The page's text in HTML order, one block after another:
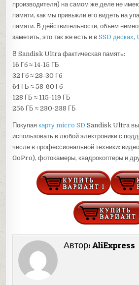
производителя) на самом же деле не
памяти, как мы привыкли его видеть на
памяти. В действительности, объем
заметить, это так же есть и вSSD дисках,
В Sandisk Ultra фактическая память:
16 Гб ≈ 14-15 ГБ
32 Гб ≈ 28-30 Гб
64 ГБ ≈ 58-60 Гб
128 ГБ ≈ 115-119 ГБ
256 ГБ ≈ 230-238 ГБ
Покупаякарту micro SD Sandisk Ultra вы
использовать в любой электроники с
числе в профессиональной техники:
GoPro), фотокамеры, квадрокоптеры и
Автор:AliExpress